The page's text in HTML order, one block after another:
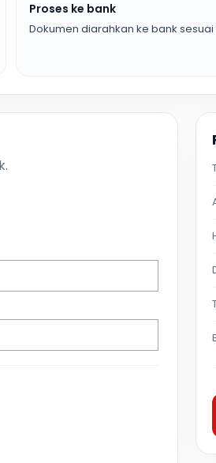
Proses ke bank
Dokumen diarahkan ke bank